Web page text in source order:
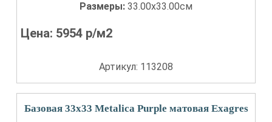
Размеры: 33.00x33.00см
Цена: 5954 р/м2
Артикул: 113208
Базовая 33x33 Metalica Purple матовая Exagres